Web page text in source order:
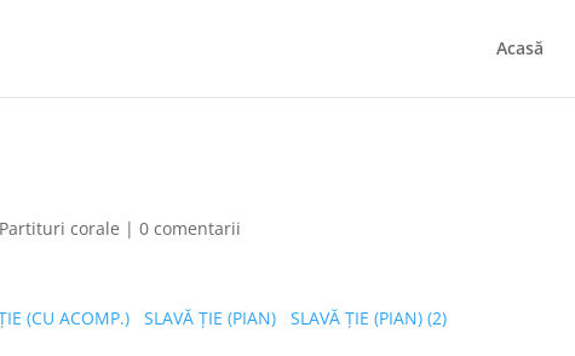
Acasă
Partituri corale |0 comentarii
(CU ACOMP.) SLAVĂ ȚIE (PIAN) SLAVĂ ȚIE (PIAN) (2)